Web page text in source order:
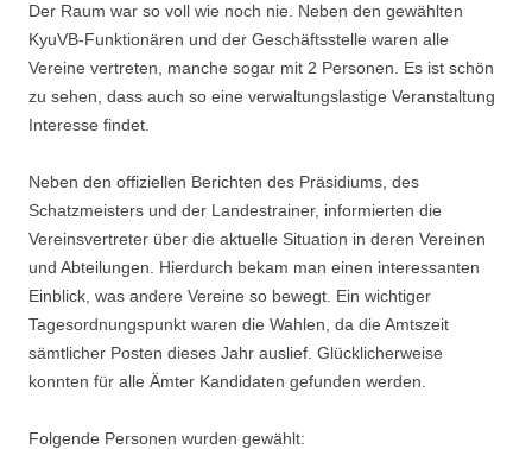
Der Raum war so voll wie noch nie. Neben den gewählten
KyuVB-Funktionären und der Geschäftsstelle waren alle
Vereine vertreten, manche sogar mit 2 Personen. Es ist schön
zu sehen, dass auch so eine verwaltungslastige Veranstaltung
Interesse findet.
Neben den offiziellen Berichten des Präsidiums, des
Schatzmeisters und der Landestrainer, informierten die
Vereinsvertreter über die aktuelle Situation in deren Vereinen
und Abteilungen. Hierdurch bekam man einen interessanten
Einblick, was andere Vereine so bewegt. Ein wichtiger
Tagesordnungspunkt waren die Wahlen, da die Amtszeit
sämtlicher Posten dieses Jahr auslief. Glücklicherweise
konnten für alle Ämter Kandidaten gefunden werden.
Folgende Personen wurden gewählt: